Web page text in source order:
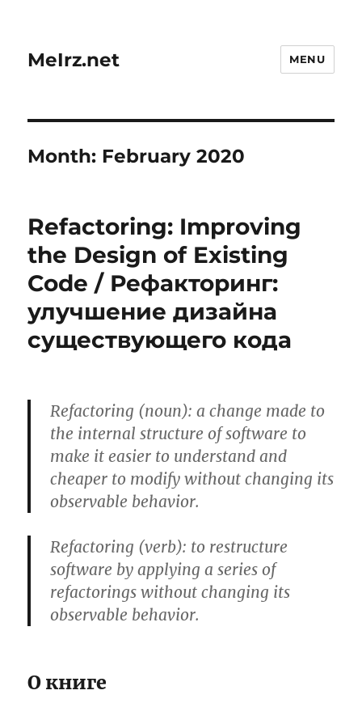
MeIrz.net MENU
Month: February 2020
Refactoring: Improving
the Design of Existing
Code / Рефакторинг:
улучшение дизайна
существующего кода
Refactoring (noun): a change made to
the internal structure of software to
make it easier to understand and
cheaper to modify without changing its
observable behavior.
Refactoring (verb): to restructure
software by applying a series of
refactorings without changing its
observable behavior.
О книге